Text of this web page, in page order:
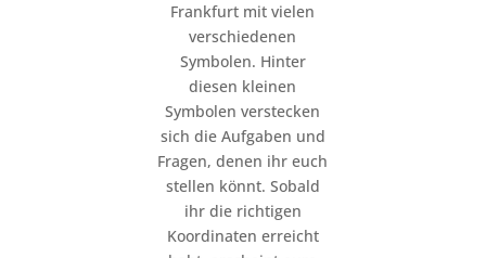
Frankfurt mit vielen
verschiedenen
Symbolen. Hinter
diesen kleinen
Symbolen verstecken
sich die Aufgaben und
Fragen, denen ihr euch
stellen könnt. Sobald
ihr die richtigen
Koordinaten erreicht